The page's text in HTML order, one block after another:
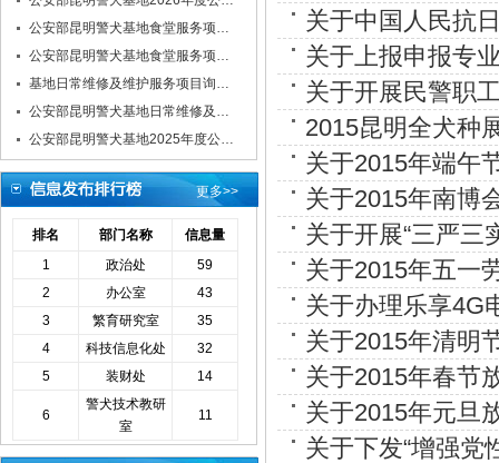
公安部昆明警犬基地食堂服务项…
公安部昆明警犬基地食堂服务项…
基地日常维修及维护服务项目询…
公安部昆明警犬基地日常维修及…
公安部昆明警犬基地2025年度公…
更多>>
排名 部门名称
信息量
1
政治处
59
2
办公室
43
3
繁育研究室
35
4
科技信息化处
32
5
装财处 14
6
警犬技术教研
室
11
关于中国人民抗
关于上报申报专
关于开展民警职
2015昆明全犬种
关于2015年端午
关于2015年南博
关于开展“三严三
关于2015年五一
关于办理乐享4G
关于2015年清明
关于2015年春节
关于2015年元旦
关于下发“增强